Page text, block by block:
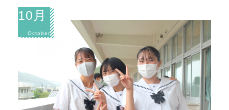
10月
October